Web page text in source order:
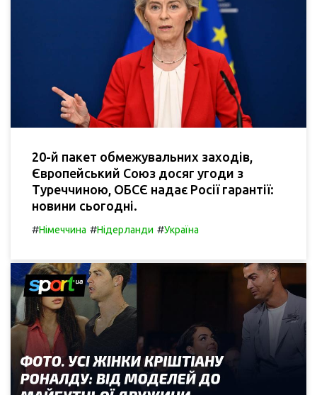
20-й пакет обмежувальних заходів,
Європейський Союз досяг угоди з
Туреччиною, ОБСЄ надає Росії гарантії:
новини сьогодні.
#Німеччина #Нідерланди #Україна